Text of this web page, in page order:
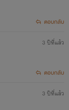
ตอบกลับ
3 ปีที่แล้ว
ตอบกลับ
3 ปีที่แล้ว